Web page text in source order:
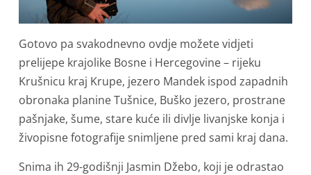
Gotovo pa svakodnevno ovdje možete vidjeti
prelijepe krajolike Bosne i Hercegovine – rijeku
Krušnicu kraj Krupe, jezero Mandek ispod zapadnih
obronaka planine Tušnice, Buško jezero, prostrane
pašnjake, šume, stare kuće ili divlje livanjske konja i
živopisne fotografije snimljene pred sami kraj dana.
Snima ih 29-godišnji Jasmin Džebo, koji je odrastao